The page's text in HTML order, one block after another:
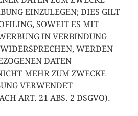
EINZULEGEN; DIES GILT
SOWEIT ES MIT
IN VERBINDUNG
WERDEN
DATEN
MEHR ZUM ZWECKE
VERWENDET
ART. 21 ABS. 2 DSGVO).